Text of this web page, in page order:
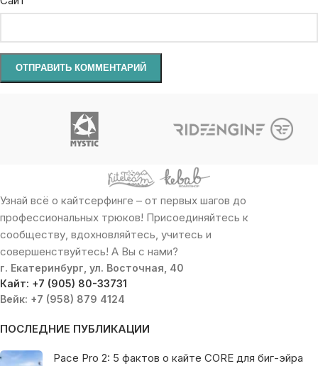
Узнай всё о кайтсерфинге – от первых шагов до
профессиональных трюков! Присоединяйтесь к
сообществу, вдохновляйтесь, учитесь и
совершенствуйтесь! А Вы с нами?
г. Екатеринбург, ул. Восточная, 40
Кайт: +7 (905) 80-33731
Вейк: +7 (958) 879 4124
ПОСЛЕДНИЕ ПУБЛИКАЦИИ
Pace Pro 2: 5 фактов о кайте CORE для биг-эйра